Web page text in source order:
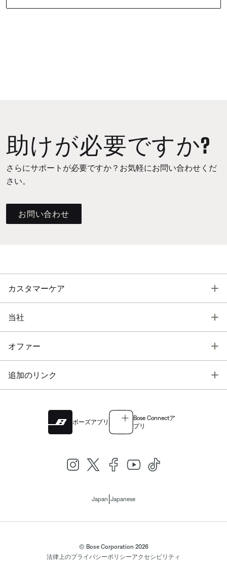
助けが必要ですか?
さらにサポートが必要ですか？お気軽にお問い合わせくだ
さい。
お問い合わせ
カスタマーケア
当社
オファー
追加のリンク
ボーズアプリ
Bose Connectア
プリ
Japan Japanese
© Bose Corporation 2026
法律上のプライバシーポリシーアクセシビリティ